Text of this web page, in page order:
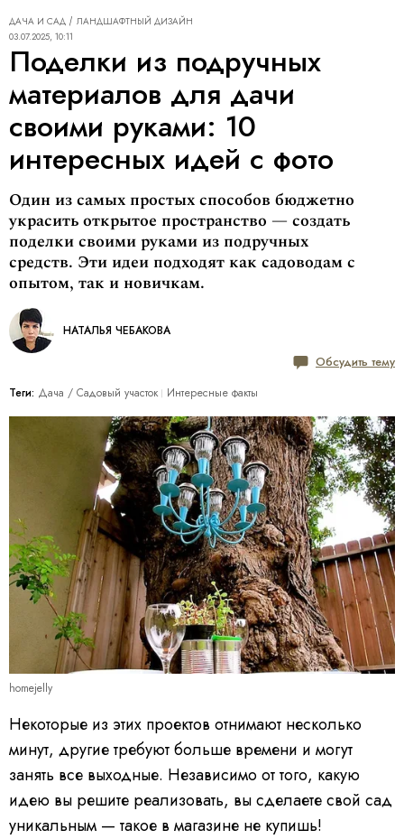
ДАЧА И САД
ЛАНДШАФТНЫЙ ДИЗАЙН
03.07.2025, 10:11
Поделки из подручных
материалов для дачи
своими руками: 10
интересных идей с фото
Один из самых простых способов бюджетно
украсить открытое пространство — создать
поделки своими руками из подручных
средств. Эти идеи подходят как садоводам с
опытом, так и новичкам.
НАТАЛЬЯ ЧЕБАКОВА
Обсудить тему
Теги: Дача / Cадовый участок Интересные факты
homejelly
Некоторые из этих проектов отнимают несколько
минут, другие требуют больше времени и могут
занять все выходные. Независимо от того, какую
идею вы решите реализовать, вы сделаете свой сад
уникальным — такое в магазине не купишь!